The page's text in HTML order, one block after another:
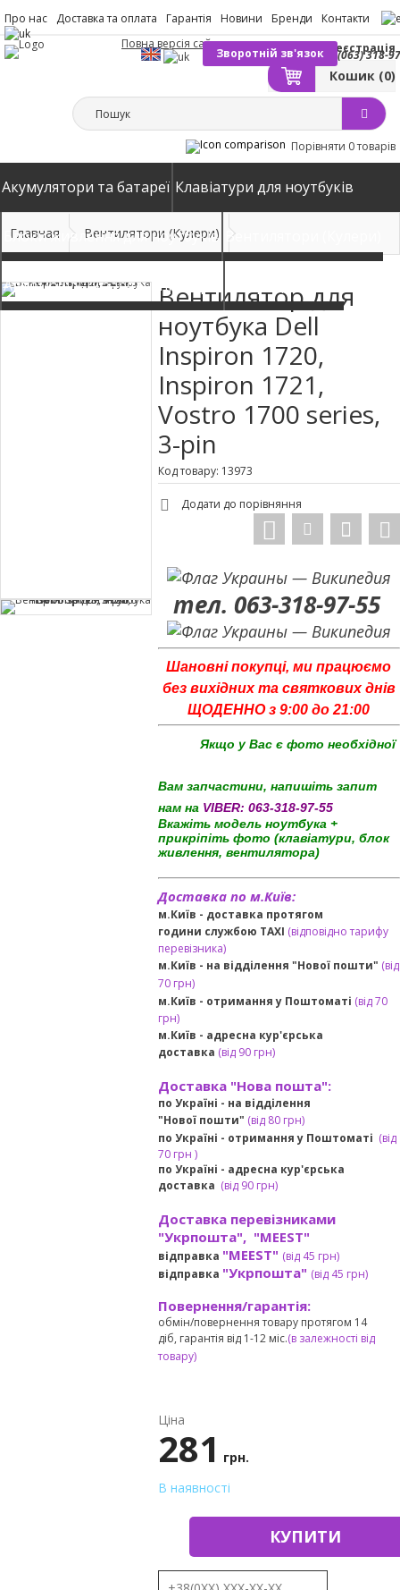
Про нас Доставка та оплата Гарантія Новини Бренди Контакти
(063) 318-
Зворотній зв'язок
Вхід Реєстрація
Кошик (0)
Повна версія сайту
Порівняти 0 товарів
Акумулятори та батареї Клавіатури для ноутбуків
Блоки живлення для ноутбуків Вентилятори (Кулери)
Автомобільні зарядні пристрої
Главная Вентилятори (Кулери)
Вентилятор для
ноутбука Dell
Inspiron 1720,
Inspiron 1721,
Vostro 1700 series,
3-pin
Код товару: 13973
Додати до порівняння
тел. 063-318-97-55
Шановні покупці, ми працюємо
без вихідних та святкових днів
ЩОДЕННО з 9:00 до 21:00
Якщо у Вас є фото необхідної
Вам запчастини, напишіть запит
нам на VIBER: 063-318-97-55
Вкажіть модель ноутбука +
прикріпіть фото (клавіатури, блок
живлення, вентилятора)
Доставка по м.Київ:
м.Київ - доставка протягом
години службою TAXI (відповідно тарифу
перевізника)
м.Київ - на відділення "Нової пошти" (від
70 грн)
м.Київ - отримання у Поштоматі (від 70
грн)
м.Київ - адресна кур'єрська
доставка (від90 грн)
Доставка "Нова пошта":
по Україні - на відділення
"Нової пошти" (від 80 грн)
по Україні - отримання у Поштоматі (від
70 грн )
по Україні - адресна кур'єрська
доставка (від90 грн)
Доставка перевізниками
"Укрпошта", "MEEST"
відправка "MEEST" (від 45 грн)
відправка "Укрпошта" (від 45 грн)
Повернення/гарантія:
обмін/повернення товару протягом 14
діб, гарантія від 1-12 міс.(в залежності від
товару)
Ціна
281 грн.
В наявності
КУПИТИ